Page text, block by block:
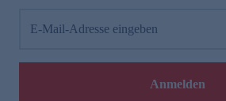
E-Mail-Adresse eingeben
Anmelden